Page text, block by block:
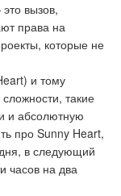
вызов,
права на
которые не
и тому
такие
и абсолютную
про Sunny Heart,
в следующий
часов на два